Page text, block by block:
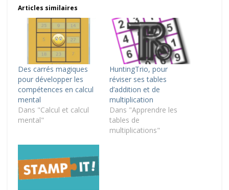
Articles similaires
Des carrés magiques
pour développer les
compétences en calcul
mental
Dans "Calcul et calcul
mental"
HuntingTrio, pour
réviser ses tables
d’addition et de
multiplication
Dans "Apprendre les
tables de
multiplications"